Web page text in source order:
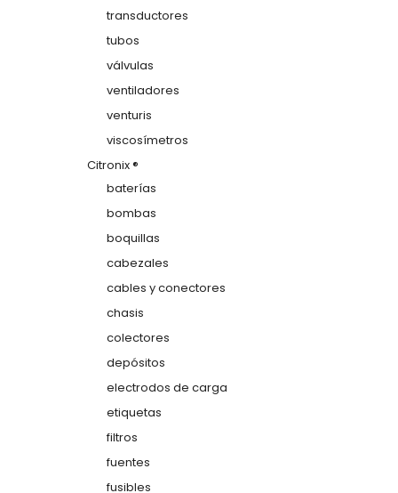
transductores
tubos
válvulas
ventiladores
venturis
viscosímetros
Citronix ®
baterías
bombas
boquillas
cabezales
cables y conectores
chasis
colectores
depósitos
electrodos de carga
etiquetas
filtros
fuentes
fusibles